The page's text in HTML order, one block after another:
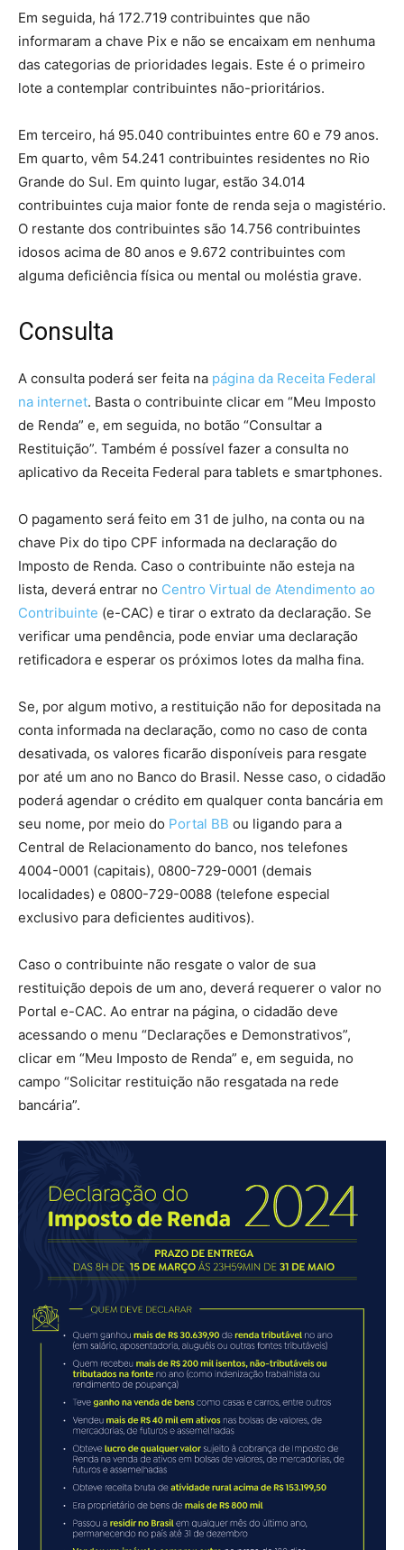
Em seguida, há 172.719 contribuintes que não
informaram a chave Pix e não se encaixam em nenhuma
das categorias de prioridades legais. Este é o primeiro
lote a contemplar contribuintes não-prioritários.
Em terceiro, há 95.040 contribuintes entre 60 e 79 anos.
Em quarto, vêm 54.241 contribuintes residentes no Rio
Grande do Sul. Em quinto lugar, estão 34.014
contribuintes cuja maior fonte de renda seja o magistério.
O restante dos contribuintes são 14.756 contribuintes
idosos acima de 80 anos e 9.672 contribuintes com
alguma deficiência física ou mental ou moléstia grave.
Consulta
A consulta poderá ser feita na página da Receita Federal
na internet. Basta o contribuinte clicar em “Meu Imposto
de Renda” e, em seguida, no botão “Consultar a
Restituição”. Também é possível fazer a consulta no
aplicativo da Receita Federal para tablets e smartphones.
O pagamento será feito em 31 de julho, na conta ou na
chave Pix do tipo CPF informada na declaração do
Imposto de Renda. Caso o contribuinte não esteja na
lista, deverá entrar no Centro Virtual de Atendimento ao
Contribuinte (e-CAC) e tirar o extrato da declaração. Se
verificar uma pendência, pode enviar uma declaração
retificadora e esperar os próximos lotes da malha fina.
Se, por algum motivo, a restituição não for depositada na
conta informada na declaração, como no caso de conta
desativada, os valores ficarão disponíveis para resgate
por até um ano no Banco do Brasil. Nesse caso, o cidadão
poderá agendar o crédito em qualquer conta bancária em
seu nome, por meio do Portal BB ou ligando para a
Central de Relacionamento do banco, nos telefones
4004-0001 (capitais), 0800-729-0001 (demais
localidades) e 0800-729-0088 (telefone especial
exclusivo para deficientes auditivos).
Caso o contribuinte não resgate o valor de sua
restituição depois de um ano, deverá requerer o valor no
Portal e-CAC. Ao entrar na página, o cidadão deve
acessando o menu “Declarações e Demonstrativos”,
clicar em “Meu Imposto de Renda” e, em seguida, no
campo “Solicitar restituição não resgatada na rede
bancária”.